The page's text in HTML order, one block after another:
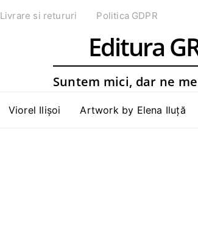
Livrare si retururi Politica GDPR
Editura
Suntem mici, dar ne
Viorel Ilișoi Artwork by Elena Iluță